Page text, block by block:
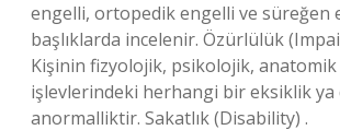
engelli, ortopedik engelli ve süreğen
başlıklarda incelenir. Özürlülük
Kişinin fizyolojik, psikolojik, anatomik
işlevlerindeki herhangi bir eksiklik ya
anormalliktir. Sakatlık (Disability) .